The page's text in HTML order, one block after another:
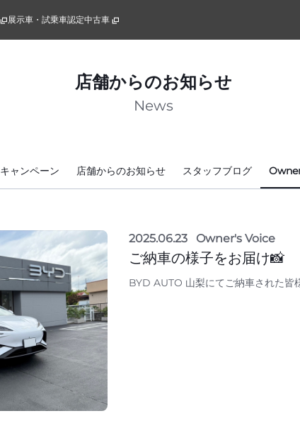
展示車・試乗車認定中古車
店舗からのお知らせ
News
キャンペーン 店舗からのお知らせ スタッフブログ
2025.06.23 Owner's Voice
ご納車の様子をお届け📸
BYD AUTO 山梨にてご納車された皆